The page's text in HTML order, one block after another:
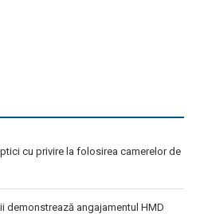
cu privire la folosirea camerelor de
demonstrează angajamentul HMD